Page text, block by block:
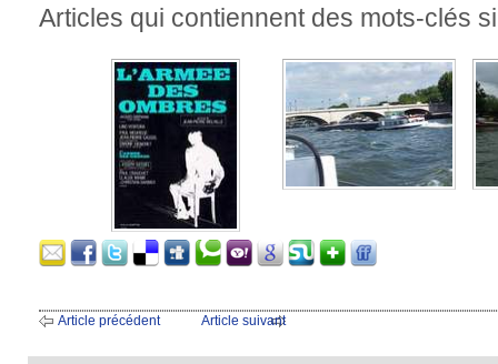
Articles qui contiennent des mots-clés
Article précédent Article suivant